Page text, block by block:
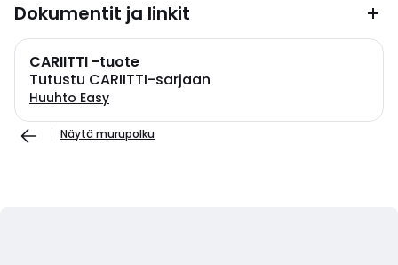
Dokumentit ja linkit
CARIITTI -tuote
Tutustu CARIITTI-sarjaan
Huuhto Easy
Näytä murupolku